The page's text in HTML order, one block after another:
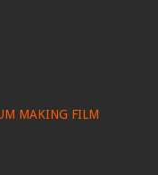
MAKING FILM